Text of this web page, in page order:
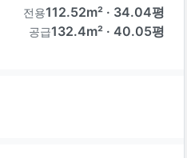
전용112.52m² · 34.04평
공급132.4m² · 40.05평